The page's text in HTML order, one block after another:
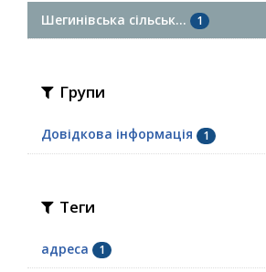
Шегинівська сільськ... 1
Групи
Довідкова інформація 1
Теги
адреса 1